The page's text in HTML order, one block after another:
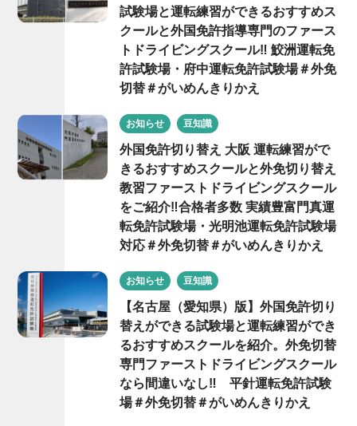
試験場と運転練習ができるおすすめス
クールと外国免許指導専門のファース
トドライビングスクール‼ 鮫洲運転免
許試験場・府中運転免許試験場＃外免
切替＃がいめんきりかえ
お知らせ 豆知識
外国免許切り替え 大阪 運転練習がで
きるおすすめスクールと外免切り替え
教習ファーストドライビングスクール
をご紹介‼合格者多数 実績豊富門真運
転免許試験場・光明池運転免許試験場
対応＃外免切替＃がいめんきりかえ
お知らせ 豆知識
【名古屋（愛知県）版】外国免許切り
替えができる試験場と運転練習ができ
るおすすめスクールを紹介。外免切替
専門ファーストドライビングスクール
なら間違いなし‼ 平針運転免許試験
場＃外免切替＃がいめんきりかえ